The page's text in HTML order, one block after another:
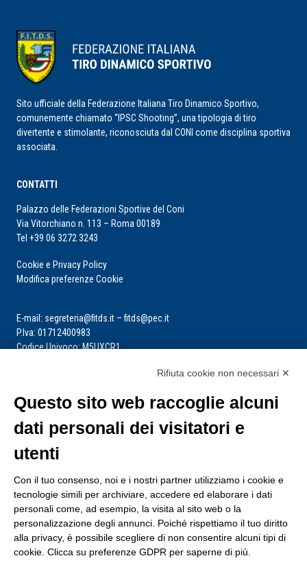
Sito ufficiale della Federazione Italiana Tiro Dinamico Sportivo,
comunemente chiamato “IPSC Shooting”, una tipologia di tiro
divertente e stimolante, riconosciuta dal CONI come disciplina sportiva
associata.
CONTATTI
Palazzo delle Federazioni Sportive del Coni
Via Vitorchiano n. 113 – Roma 00189
Tel +39 06 3272 3243
Cookie e Privacy Policy
Modifica preferenze Cookie
E-mail: segreteria@fitds.it – fitds@pec.it
P.Iva: 01712400983
Codice Univoco: M5UXCR1
La segreteria è aperta dal lunedì al venerdì dalle ore 9:00 alle ore 14:00
Rifiuta cookie non necessari ✕
Questo sito web raccoglie alcuni
dati personali dei visitatori e
utenti
Con il tuo consenso, noi e i nostri partner utilizziamo i cookie e
tecnologie simili per archiviare, accedere ed elaborare i dati
personali come, ad esempio, la visita al sito web o la
personalizzazione degli annunci. Poiché rispettiamo il tuo diritto
alla privacy, è possibile scegliere di non consentire alcuni tipi di
cookie. Clicca su preferenze GDPR per saperne di più.